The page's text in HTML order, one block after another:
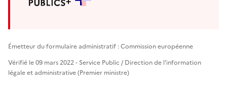
Émetteur du formulaire administratif : Commission européenne
Vérifié le 09 mars 2022 - Service Public / Direction de l'information
légale et administrative (Premier ministre)